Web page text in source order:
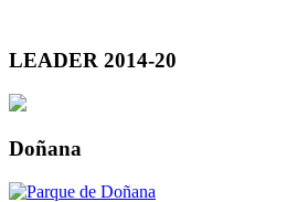
LEADER 2014-20
Doñana